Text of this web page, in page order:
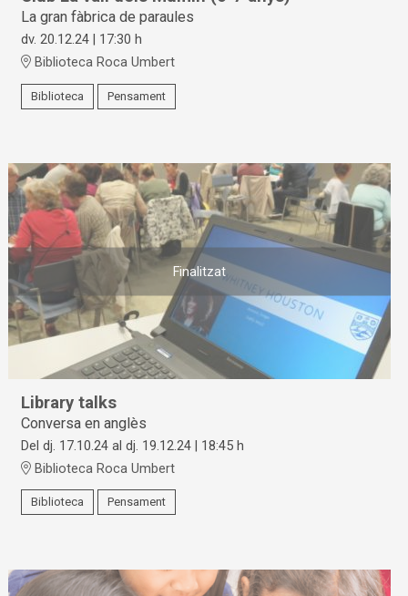
La gran fàbrica de paraules
dv. 20.12.24 | 17:30 h
Biblioteca Roca Umbert
Biblioteca Pensament
Finalitzat
Library talks
Conversa en anglès
Del dj. 17.10.24 al dj. 19.12.24 | 18:45 h
Biblioteca Roca Umbert
Biblioteca Pensament